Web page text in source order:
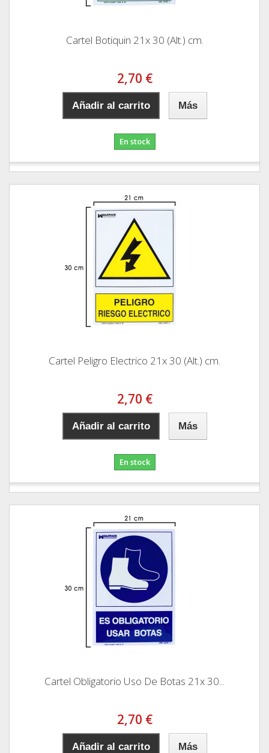
Cartel Botiquin 21x 30 (Alt.) cm.
2,70 €
Añadir al carrito Más
En stock
Cartel Peligro Electrico 21x 30 (Alt.) cm.
2,70 €
Añadir al carrito Más
En stock
Cartel Obligatorio Uso De Botas 21x 30...
2,70 €
Añadir al carrito Más